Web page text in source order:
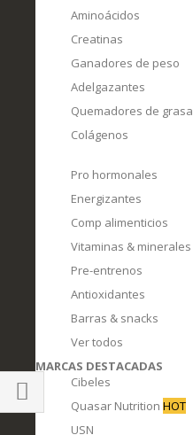
Aminoácidos
Creatinas
Ganadores de peso
Adelgazantes
Quemadores de grasa
Colágenos
Pro hormonales
Energizantes
Comp alimenticios
Vitaminas & minerales
Pre-entrenos
Antioxidantes
Barras & snacks
Ver todos
MARCAS DESTACADAS
Cibeles
Quasar Nutrition HOT
USN
Comprar